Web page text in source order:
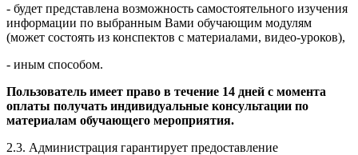
- будет представлена возможность самостоятельного изучения
информации по выбранным Вами обучающим модулям
(может состоять из конспектов с материалами, видео-уроков),
- иным способом.
Пользователь имеет право в течение 14 дней с момента
оплаты получать индивидуальные консультации по
материалам обучающего мероприятия.
2.3. Администрация гарантирует предоставление